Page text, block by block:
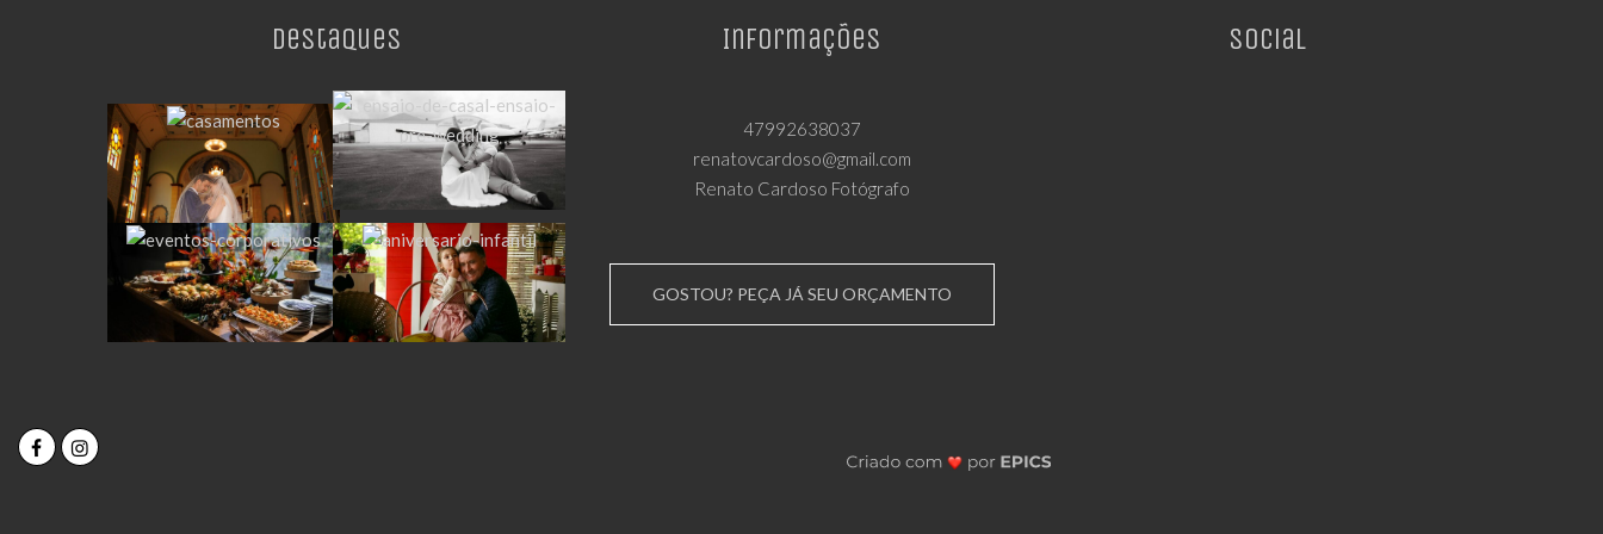
Destaques Informações
47992638037
renatovcardoso@gmail.com
Renato Cardoso Fotógrafo
GOSTOU? PEÇA JÁ SEU ORÇAMENTO
Social